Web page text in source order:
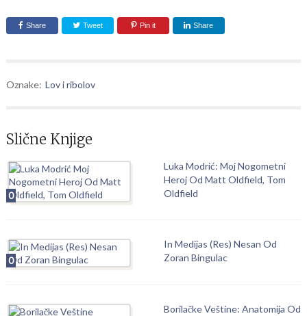
Share Tweet Pin it Share
Oznake: Lov i ribolov
Slične Knjige
0
Luka Modrić: Moj Nogometni
Heroj Od Matt Oldfield, Tom
Oldfield
0
In Medijas (Res) Nesan Od
Zoran Bingulac
Borilačke Veštine: Anatomija Od